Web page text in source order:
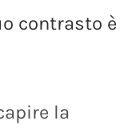
contrasto è
armonizzare